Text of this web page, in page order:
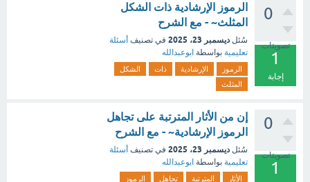
0
تصويتات
1
إجابة
الرموز الإرشادية ذات الشكل
المثلث~ - مع الشرح
سُئل ديسمبر 23، 2025 في تصنيف أسئلة
تعليمية بواسطة ابوعبدالله
الرموز الإرشادية ذات
الشكل
المثلث
0
تصويتات
1
إن من الأثار المترتبة على تجاهل
الرموز الإرشادية~ - مع الشرح
سُئل ديسمبر 23، 2025 في تصنيف أسئلة
تعليمية بواسطة ابوعبدالله
الأثار المترتبة تجاهل
الرموز